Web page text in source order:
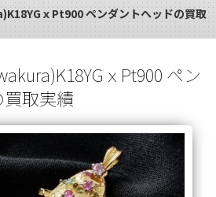
ｘPt900 ペンダントヘッドの買取
ｘPt900 ペン
取実績